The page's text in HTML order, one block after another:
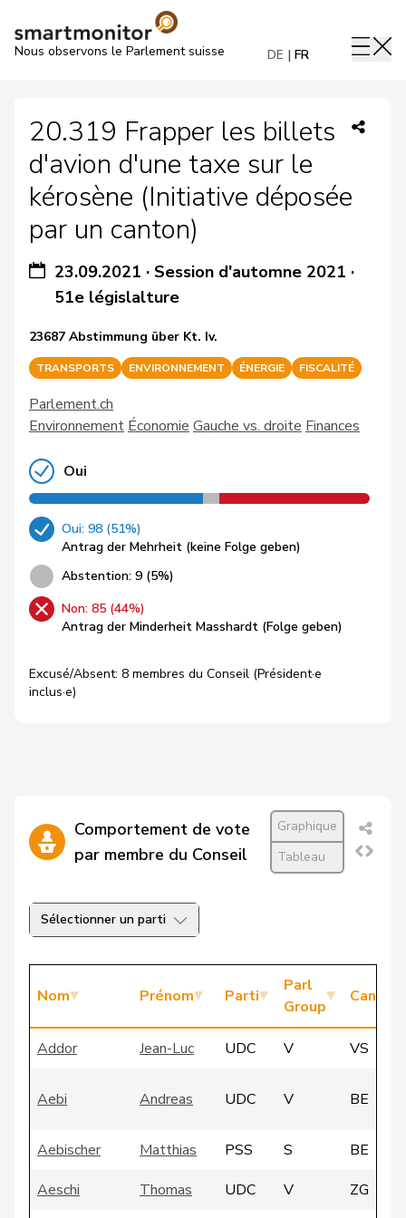
Nous observons le Parlement suisse DE FR
20.319 Frapper les billets
d'avion d'une taxe sur le
kérosène (Initiative déposée
par un canton)
23.09.2021 · Session d'automne 2021 ·
51e législalture
23687 Abstimmung über Kt. Iv.
TRANSPORTS ENVIRONNEMENT ÉNERGIE FISCALITÉ
Parlement.ch
Environnement Économie Gauche vs. droite Finances
Oui
Oui: 98 (51%)
Antrag der Mehrheit (keine Folge geben)
Abstention: 9 (5%)
Non: 85 (44%)
Antrag der Minderheit Masshardt (Folge geben)
Excusé/Absent: 8 membres du Conseil (Président·e
inclus·e)
Comportement de vote
par membre du Conseil
Graphique
Tableau
Sélectionner un parti
Nom Prénom Parti
Parl
Group
Canton
Addor Jean-Luc UDC V VS
Aebi Andreas UDC V BE
Aebischer Matthias PSS S
BE
Aeschi
Thomas UDC V
ZG